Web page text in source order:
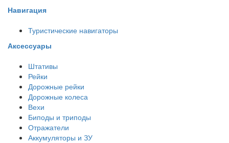
Навигация
Туристические навигаторы
Аксессуары
Штативы
Рейки
Дорожные рейки
Дорожные колеса
Вехи
Биподы и триподы
Отражатели
Аккумуляторы и ЗУ